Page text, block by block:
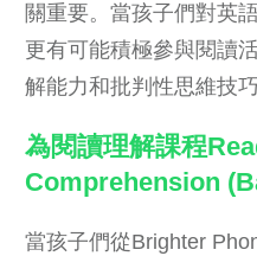
關重要。當孩子們對英
更有可能積極參與閱讀
解能力和批判性思維技
為閱讀理解課程
Comprehension
當孩子們從Brighter